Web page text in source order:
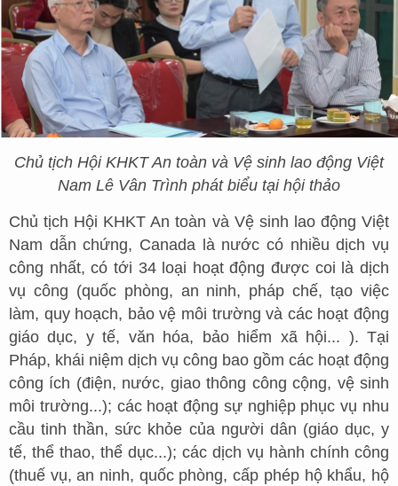
Chủ tịch Hội KHKT An toàn và Vệ sinh lao động Việt
Nam Lê Vân Trình phát biểu tại hội thảo
Chủ tịch Hội KHKT An toàn và Vệ sinh lao động Việt
Nam dẫn chứng, Canada là nước có nhiều dịch vụ
công nhất, có tới 34 loại hoạt động được coi là dịch
vụ công (quốc phòng, an ninh, pháp chế, tạo việc
làm, quy hoạch, bảo vệ môi trường và các hoạt động
giáo dục, y tế, văn hóa, bảo hiểm xã hội... ). Tại
Pháp, khái niệm dịch vụ công bao gồm các hoạt động
công ích (điện, nước, giao thông công cộng, vệ sinh
môi trường...); các hoạt động sự nghiệp phục vụ nhu
cầu tinh thần, sức khỏe của người dân (giáo dục, y
tế, thể thao, thể dục...); các dịch vụ hành chính công
(thuế vụ, an ninh, quốc phòng, cấp phép hộ khẩu, hộ